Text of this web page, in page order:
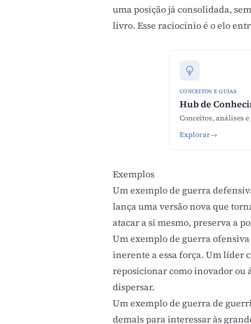
uma posição já consolidada,
livro. Esse raciocínio é o elo
CONCEITOS E GUIAS
Hub de
Conceitos, análises
Explorar→
Exemplos
Um exemplo de guerra
lança uma versão nova que
atacar a si mesmo, preserva a
Um exemplo de guerra
inerente a essa força. Um líder
reposicionar como inovador ou
dispersar.
Um exemplo de guerra de
demais para interessar às